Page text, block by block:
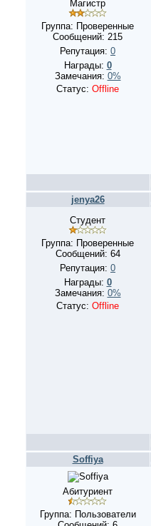
Магистр
Группа: Проверенные
Сообщений: 215
Репутация: 0
Награды: 0
Замечания: 0%
Статус: Offline
jenya26
Студент
Группа: Проверенные
Сообщений: 64
Репутация: 0
Награды: 0
Замечания: 0%
Статус: Offline
Soffiya
Абитуриент
Группа: Пользователи